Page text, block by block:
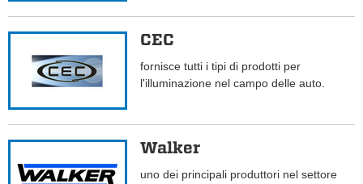
CEC
fornisce tutti i tipi di prodotti per
l'illuminazione nel campo delle auto.
Walker
uno dei principali produttori nel settore